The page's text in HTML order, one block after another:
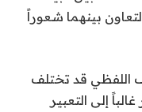
بينهما شعوراً
اللفظي قد تختلف
إلى التعبير